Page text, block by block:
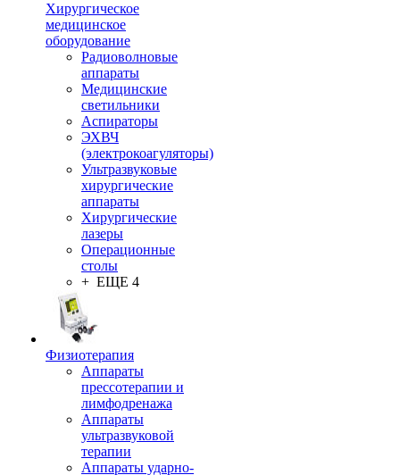
Хирургическое
медицинское
оборудование
Радиоволновые
аппараты
Медицинские
светильники
Аспираторы
ЭХВЧ
(электрокоагуляторы)
Ультразвуковые
хирургические
аппараты
Хирургические
лазеры
Операционные
столы
+ ЕЩЕ 4
Физиотерапия
Аппараты
прессотерапии и
лимфодренажа
Аппараты
ультразвуковой
терапии
Аппараты ударно-